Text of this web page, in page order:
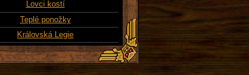
Lovci kostí
Teplé ponožky
Královská Legie